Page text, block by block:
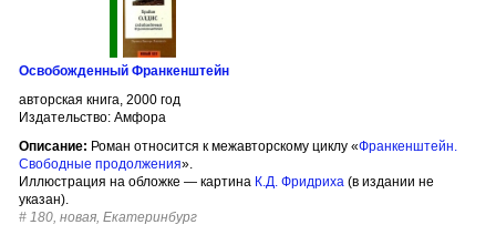
Освобожденный Франкенштейн
авторская книга, 2000 год
Издательство: Амфора
Описание: Роман относится к межавторскому циклу «Франкенштейн.
Свободные продолжения».
Иллюстрация на обложке — картина К.Д. Фридриха (в издании не
указан).
# 180, новая, Екатеринбург